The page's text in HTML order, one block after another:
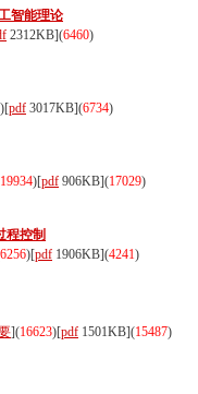
智能理论
2312KB](6460)
)[pdf 3017KB](6734)
19934)[pdf 906KB](17029)
程控制
6256)[pdf 1906KB](4241)
](16623)[pdf 1501KB](15487)